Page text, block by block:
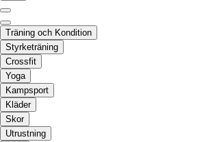
Träning och Kondition
Styrketräning
Crossfit
Yoga
Kampsport
Kläder
Skor
Utrustning